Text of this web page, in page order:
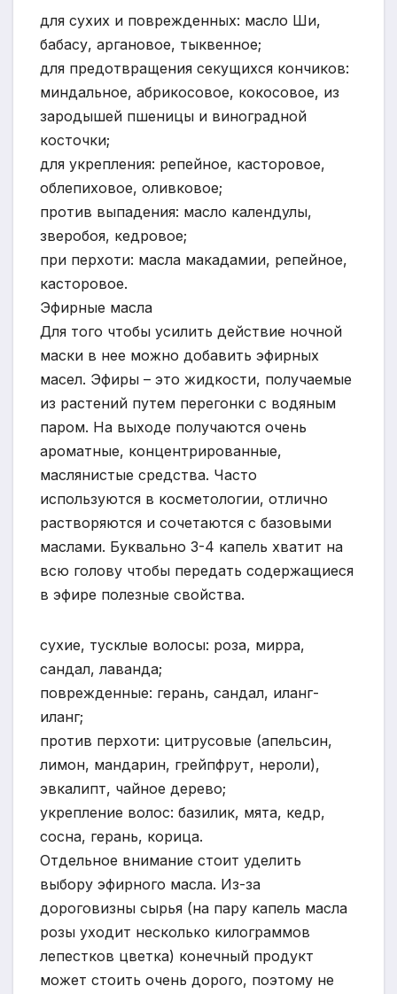
для сухих и поврежденных: масло Ши,
бабасу, аргановое, тыквенное;
для предотвращения секущихся кончиков:
миндальное, абрикосовое, кокосовое, из
зародышей пшеницы и виноградной
косточки;
для укрепления: репейное, касторовое,
облепиховое, оливковое;
против выпадения: масло календулы,
зверобоя, кедровое;
при перхоти: масла макадамии, репейное,
касторовое.
Эфирные масла
Для того чтобы усилить действие ночной
маски в нее можно добавить эфирных
масел. Эфиры – это жидкости, получаемые
из растений путем перегонки с водяным
паром. На выходе получаются очень
ароматные, концентрированные,
маслянистые средства. Часто
используются в косметологии, отлично
растворяются и сочетаются с базовыми
маслами. Буквально 3-4 капель хватит на
всю голову чтобы передать содержащиеся
в эфире полезные свойства.
сухие, тусклые волосы: роза, мирра,
сандал, лаванда;
поврежденные: герань, сандал, иланг-
иланг;
против перхоти: цитрусовые (апельсин,
лимон, мандарин, грейпфрут, нероли),
эвкалипт, чайное дерево;
укрепление волос: базилик, мята, кедр,
сосна, герань, корица.
Отдельное внимание стоит уделить
выбору эфирного масла. Из-за
дороговизны сырья (на пару капель масла
розы уходит несколько килограммов
лепестков цветка) конечный продукт
может стоить очень дорого, поэтому не